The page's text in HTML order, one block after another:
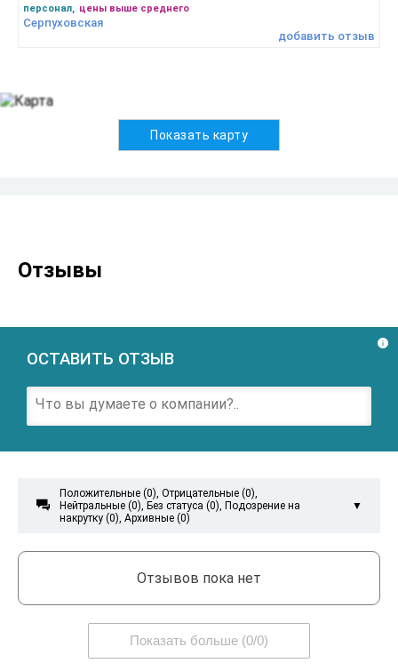
Серпуховская
добавить отзыв
персонал цены выше среднего
Показать карту
Отзывы
ОСТАВИТЬ ОТЗЫВ

Отзывов пока нет
Показать больше (0/0)

Положительные (0), Отрицательные (0),
Нейтральные (0), Без статуса (0), Подозрение на
накрутку (0), Архивные (0)
▼
 Отрицательные (0)
Нейтральные